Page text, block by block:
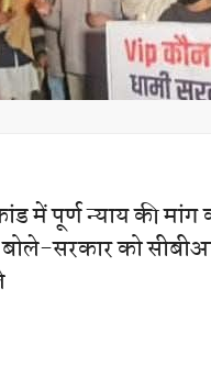
में पूर्ण न्याय की
बोले-सरकार को